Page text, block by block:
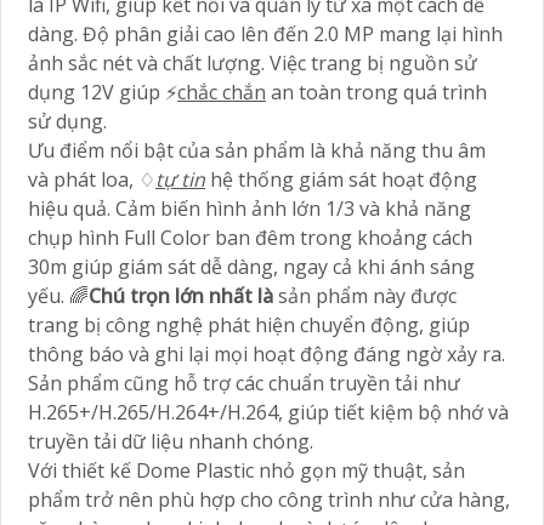
dàng. Độ phân giải cao lên đến 2.0 MP mang lại hình
ảnh sắc nét và chất lượng. Việc trang bị nguồn sử
dụng 12V giúp ️⚡chắc chắn an toàn trong quá trình
sử dụng.
Ưu điểm nổi bật của sản phẩm là khả năng thu âm
và phát loa, ♢tự tin hệ thống giám sát hoạt động
hiệu quả. Cảm biến hình ảnh lớn 1/3 và khả năng
chụp hình Full Color ban đêm trong khoảng cách
30m giúp giám sát dễ dàng, ngay cả khi ánh sáng
yếu. 🌈Chú trọn lớn nhất làsản phẩm này được
trang bị công nghệ phát hiện chuyển động, giúp
thông báo và ghi lại mọi hoạt động đáng ngờ xảy ra.
Sản phẩm cũng hỗ trợ các chuẩn truyền tải như
H.265+/H.265/H.264+/H.264, giúp tiết kiệm bộ nhớ và
truyền tải dữ liệu nhanh chóng.
Với thiết kế Dome Plastic nhỏ gọn mỹ thuật, sản
phẩm trở nên phù hợp cho công trình như cửa hàng,